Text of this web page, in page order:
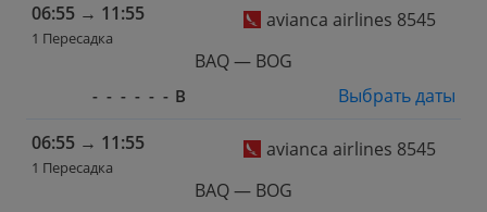
06:55 → 11:55
1 Пересадка
avianca airlines 8545
BAQ — BOG
- - - - - - В
Выбрать даты
06:55 → 11:55
1 Пересадка
avianca airlines 8545
BAQ — BOG